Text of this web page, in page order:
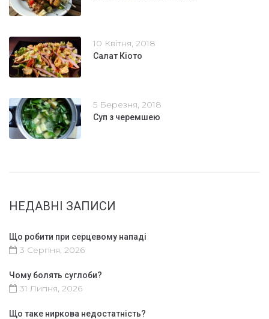
10 Квітня, 2018
Салат Кіото
5 Березня, 2018
Суп з черемшею
НЕДАВНІ ЗАПИСИ
Що робити при серцевому нападі
3 Серпня, 2026
Чому болять суглоби?
31 Липня, 2026
Що таке ниркова недостатність?